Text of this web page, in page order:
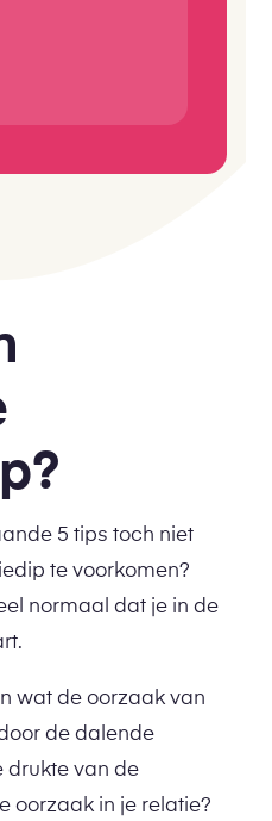
5 tips toch niet
te voorkomen?
normaal dat je in de
wat de oorzaak van
de dalende
drukte van de
oorzaak in je relatie?